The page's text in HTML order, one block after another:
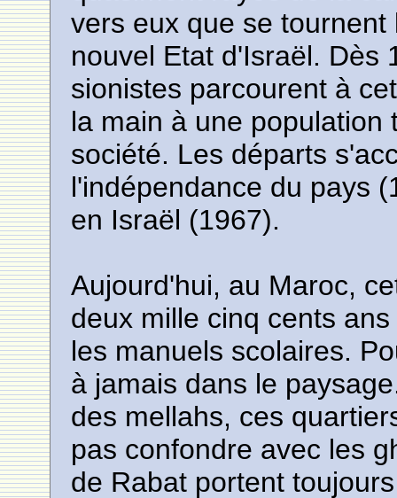
vers eux que se
nouvel Etat d'Israël. Dès
sionistes parcourent à
la main à une
société. Les départs
l'indépendance du pays
en Israël (1967).
Aujourd'hui, au Maroc,
deux mille cinq cents
les manuels scolaires.
à jamais dans le
des mellahs, ces
pas confondre avec les
de Rabat portent